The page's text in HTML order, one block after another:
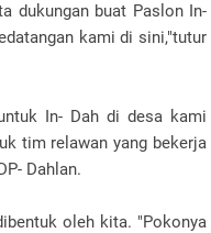
dukungan buat Paslon In-
kami di sini,"tutur
In- Dah di desa kami
tim relawan yang bekerja
Dahlan.
oleh kita. "Pokonya